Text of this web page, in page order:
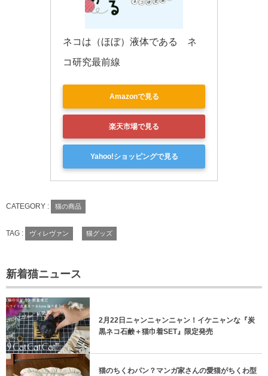
ネコは（ほぼ）液体である　ネ
コ研究最前線
Amazonで見る
楽天市場で見る
Yahoo!ショッピングで見る
CATEGORY : 猫の商品
TAG : ヴィレヴァン 猫グッズ
新着猫ニュース
2月22日ニャンニャンニャン！イケニャンな『炭
黒ネコ石鹸＋猫巾着SET』限定発売
猫のちくわパン？マンガ家さんの愛猫がちくわ型